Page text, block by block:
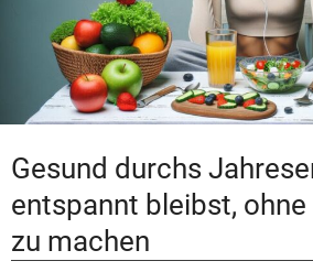
Gesund durchs
entspannt bleibst,
zu machen